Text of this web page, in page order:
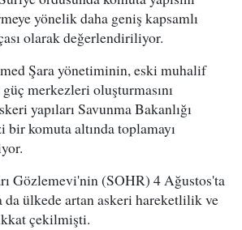
yönelik daha geniş kapsamlı
olarak değerlendiriliyor.
Şara yönetiminin, eski muhalif
güç merkezleri oluşturmasını
yapıları Savunma Bakanlığı
bir komuta altında toplamayı
Gözlemevi'nin (SOHR) 4 Ağustos'ta
da ülkede artan askeri hareketlilik ve
çekilmişti.